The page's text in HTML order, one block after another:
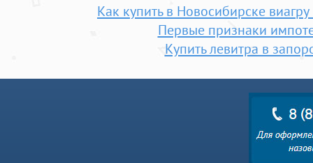
Как купить в Новосибирске
Первые признаки
Купить левитра в